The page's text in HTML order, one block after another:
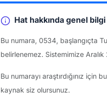
Hat hakkında genel bilgi
Bu numara, 0534, başlangıçta
belirlenemez. Sistemimize
Bu numarayı araştırdığınız için
kaynak siz olursunuz.